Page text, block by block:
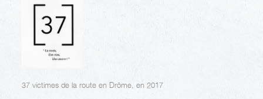
37 victimes de la route en Drôme, en 2017